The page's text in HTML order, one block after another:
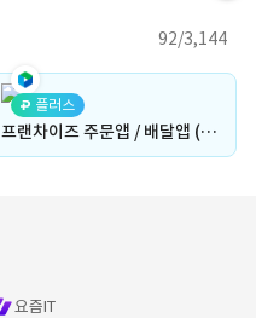
92/3,144
플러스
프랜차이즈 주문앱 / 배달앱 (캐나다 프랜차이즈 주문앱 치코치킨으로 재고관리 발주관리 매출관리등의 기능 제공)
요즘IT